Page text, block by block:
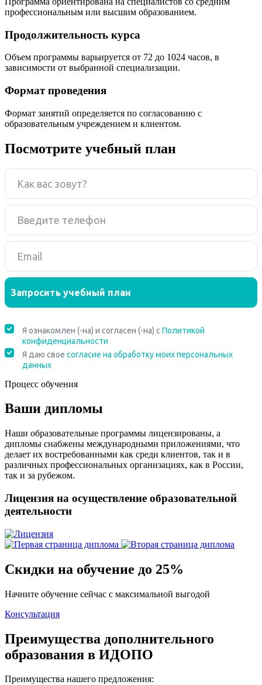
профессиональным или высшим образованием.
Продолжительность курса
Объем программы варьируется от 72 до 1024 часов, в
зависимости от выбранной специализации.
Формат проведения
Формат занятий определяется по согласованию с
образовательным учреждением и клиентом.
Посмотрите учебный план
Процесс обучения
Ваши дипломы
Наши образовательные программы лицензированы, а
дипломы снабжены международными приложениями, что
делает их востребованными как среди клиентов, так и в
различных профессиональных организациях, как в России,
так и за рубежом.
Лицензия на осуществление образовательной
деятельности
Скидки на обучение до 25%
Начните обучение сейчас с максимальной выгодой
Консультация
Преимущества дополнительного
образования в ИДОПО
Преимущества нашего предложения: